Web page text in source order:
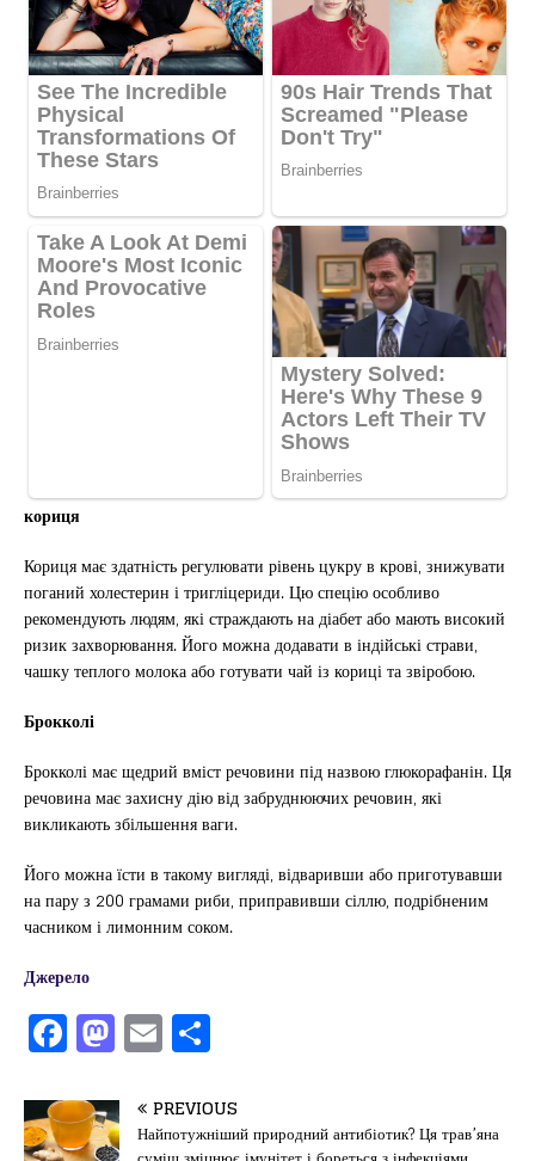
кориця
Кориця має здатність регулювати рівень цукру в крові, знижувати
поганий холестерин і тригліцериди. Цю спецію особливо
рекомендують людям, які страждають на діабет або мають високий
ризик захворювання. Його можна додавати в індійські страви,
чашку теплого молока або готувати чай із кориці та звіробою.
Брокколі
Брокколі має щедрий вміст речовини під назвою глюкорафанін. Ця
речовина має захисну дію від забруднюючих речовин, які
викликають збільшення ваги.
Його можна їсти в такому вигляді, відваривши або приготувавши
на пару з 200 грамами риби, приправивши сіллю, подрібненим
часником і лимонним соком.
Джерело
F
a
c
M
a
st
E
m
aiіл
PREVIOUS
Найпотужніший природний антибіотик? Ця трав’яна